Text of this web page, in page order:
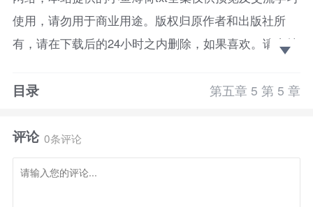
使用，请勿用于商业用途。版权归原作者和出版社所
有，请在下载后的24小时之内删除，如果喜欢。请支持
徐依童有个又拽又爱装的表弟。 后来表弟去打职
不好惹，粉丝更是极其强悍。表弟一度被全网追杀，喷
了个狗血淋头。 徐依童感叹：“喜欢他的都是些什么
人呐，还是作业太少了。” …… 再后来，徐依童深
目录 第五章 5 第 5 章
评论 0条评论